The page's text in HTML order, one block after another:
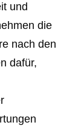
und
die
nach den
dafür,